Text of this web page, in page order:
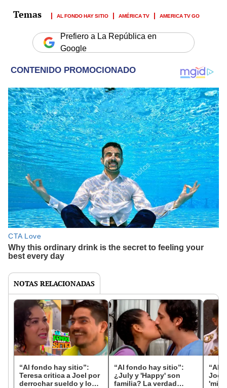
AL FONDO HAY SITIO AMÉRICA TV AMERICA TV GO
Prefiero a La República en
Google
NOTAS RELACIONADAS
“Al fondo hay sitio”:
Teresa critica a Joel por
derrochar sueldo y lo
“Al fondo hay sitio”:
¿July y 'Happy' son
familia? La verdad
“Al
Joel